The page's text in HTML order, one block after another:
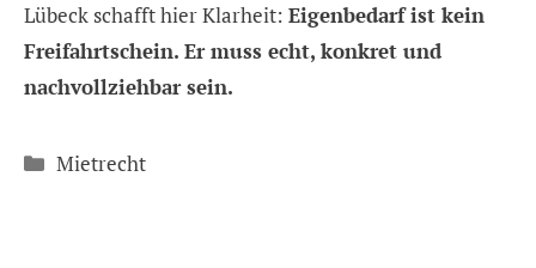
Lübeck schafft hier Klarheit: Eigenbedarf ist kein
Freifahrtschein. Er muss echt, konkret und
nachvollziehbar sein.
Kategorien
Mietrecht